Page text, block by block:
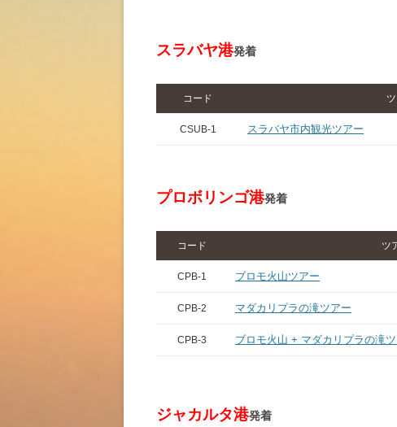
スラバヤ港発着
コード
CSUB-1 スラバヤ市内観光ツアー
プロボリンゴ港発着
コード ツ
CPB-1 ブロモ火山ツアー
CPB-2 マダカリプラの滝ツアー
CPB-3 ブロモ火山 + マダカリプラの滝
ジャカルタ港発着